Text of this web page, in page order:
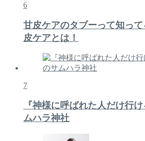
6
甘皮ケアのタブーって知っ
皮ケアとは！
7
『神様に呼ばれた人だけ行
ムハラ神社